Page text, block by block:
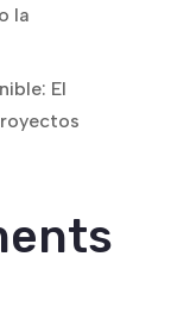
la
El